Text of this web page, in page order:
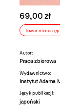
69,00 zł
Towar
Autor:
Praca zbiorowa
Wydawnictwo:
Instytut Adama
Język publikacji:
japoński